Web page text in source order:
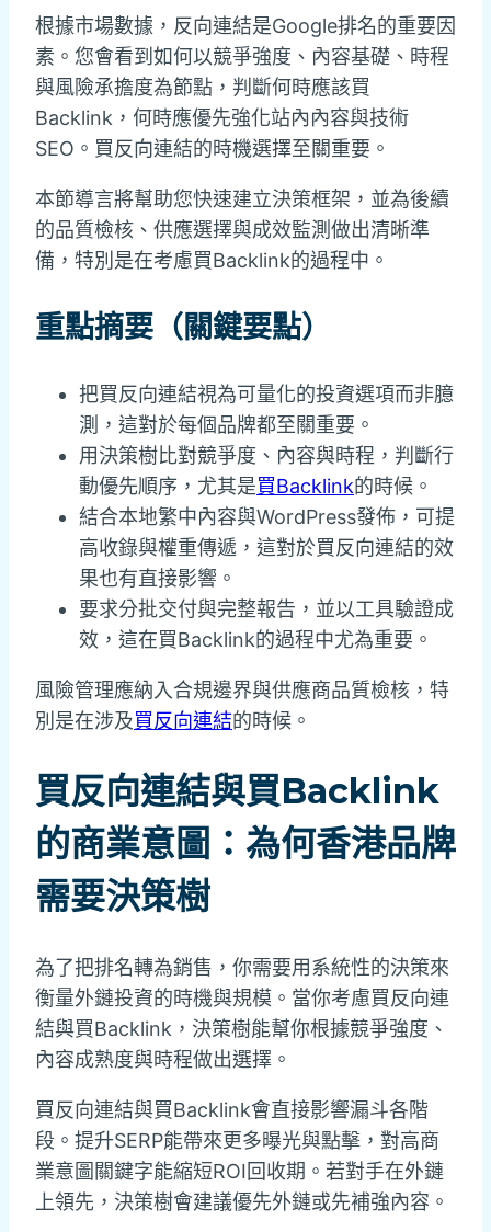
根據市場數據，反向連結是Google排名的重要因
素。您會看到如何以競爭強度、內容基礎、時程
與風險承擔度為節點，判斷何時應該買
Backlink，何時應優先強化站內內容與技術
SEO。買反向連結的時機選擇至關重要。
本節導言將幫助您快速建立決策框架，並為後續
的品質檢核、供應選擇與成效監測做出清晰準
備，特別是在考慮買Backlink的過程中。
重點摘要（關鍵要點）
把買反向連結視為可量化的投資選項而非臆
測，這對於每個品牌都至關重要。
用決策樹比對競爭度、內容與時程，判斷行
動優先順序，尤其是買Backlink的時候。
結合本地繁中內容與WordPress發佈，可提
高收錄與權重傳遞，這對於買反向連結的效
果也有直接影響。
要求分批交付與完整報告，並以工具驗證成
效，這在買Backlink的過程中尤為重要。
風險管理應納入合規邊界與供應商品質檢核，特
別是在涉及買反向連結的時候。
買反向連結與買Backlink
的商業意圖：為何香港品牌
需要決策樹
為了把排名轉為銷售，你需要用系統性的決策來
衡量外鏈投資的時機與規模。當你考慮買反向連
結與買Backlink，決策樹能幫你根據競爭強度、
內容成熟度與時程做出選擇。
買反向連結與買Backlink會直接影響漏斗各階
段。提升SERP能帶來更多曝光與點擊，對高商
業意圖關鍵字能縮短ROI回收期。若對手在外鏈
上領先，決策樹會建議優先外鏈或先補強內容。